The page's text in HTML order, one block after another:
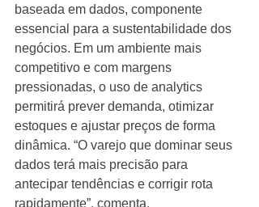
baseada em dados, componente
essencial para a sustentabilidade dos
negócios. Em um ambiente mais
competitivo e com margens
pressionadas, o uso de analytics
permitirá prever demanda, otimizar
estoques e ajustar preços de forma
dinâmica. “O varejo que dominar seus
dados terá mais precisão para
antecipar tendências e corrigir rota
rapidamente”, comenta.